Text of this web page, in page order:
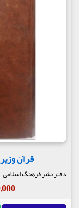
قرآن
دفتر نشر فرهنگ اسلامی